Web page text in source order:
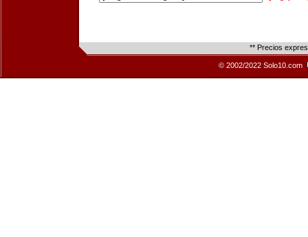
** Precios
© 2002/2022 Solo10.com